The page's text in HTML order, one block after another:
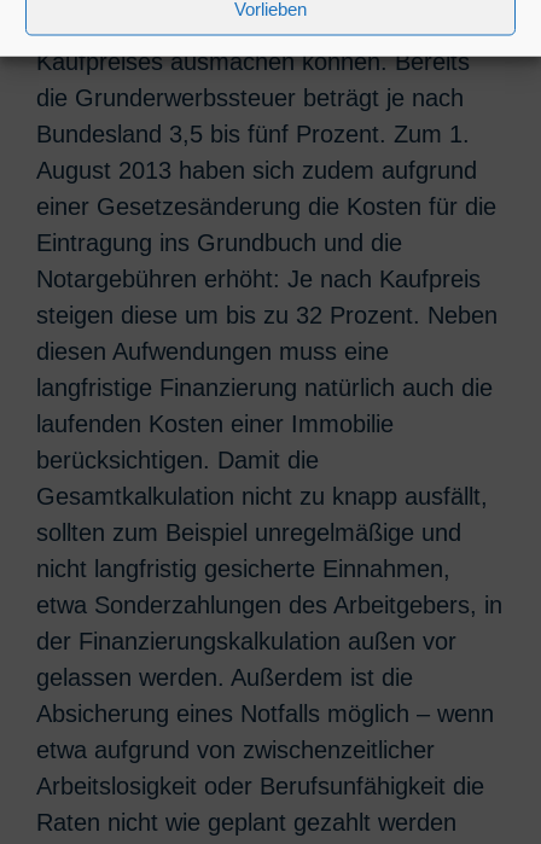
Vorlieben
Kaufpreises ausmachen können. Bereits
die Grunderwerbssteuer beträgt je nach
Bundesland 3,5 bis fünf Prozent. Zum 1.
August 2013 haben sich zudem aufgrund
einer Gesetzesänderung die Kosten für die
Eintragung ins Grundbuch und die
Notargebühren erhöht: Je nach Kaufpreis
steigen diese um bis zu 32 Prozent. Neben
diesen Aufwendungen muss eine
langfristige Finanzierung natürlich auch die
laufenden Kosten einer Immobilie
berücksichtigen. Damit die
Gesamtkalkulation nicht zu knapp ausfällt,
sollten zum Beispiel unregelmäßige und
nicht langfristig gesicherte Einnahmen,
etwa Sonderzahlungen des Arbeitgebers, in
der Finanzierungskalkulation außen vor
gelassen werden. Außerdem ist die
Absicherung eines Notfalls möglich – wenn
etwa aufgrund von zwischenzeitlicher
Arbeitslosigkeit oder Berufsunfähigkeit die
Raten nicht wie geplant gezahlt werden